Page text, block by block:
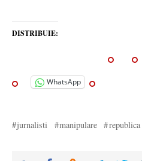
DISTRIBUIE:
WhatsApp
jurnalisti manipulare